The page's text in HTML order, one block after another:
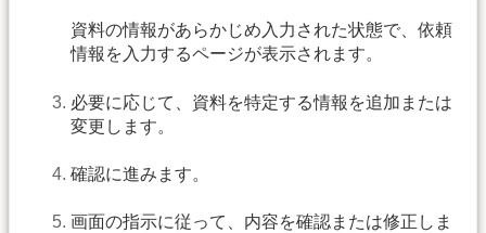
資料の情報があらかじめ入力された状態で、依頼
情報を入力するページが表示されます。
必要に応じて、資料を特定する情報を追加または
変更します。
確認に進みます。
画面の指示に従って、内容を確認または修正しま